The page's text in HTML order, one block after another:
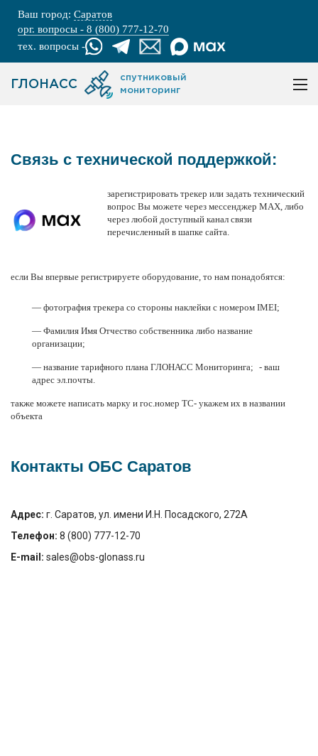
Ваш город: Саратов
орг. вопросы - 8 (800) 777-12-70
тех. вопросы -
ГЛОНАСС
спутниковый
мониторинг
Связь с технической поддержкой:
зарегистрировать трекер или задать технический
вопрос Вы можете через мессенджер MAX, либо
через любой доступный канал связи
перечисленный в шапке сайта.
если Вы впервые регистрируете оборудование, то нам понадобятся:
— фотография трекера со стороны наклейки с номером IMEI;
— Фамилия Имя Отчество собственника либо название
организации;
— название тарифного плана ГЛОНАСС Мониторинга; - ваш
адрес эл.почты.
также можете написать марку и гос.номер ТС- укажем их в названии
объекта
Контакты ОБС Саратов
Адрес: г. Саратов, ул. имени И.Н. Посадского, 272А
Телефон: 8 (800) 777-12-70
E-mail: sales@obs-glonass.ru